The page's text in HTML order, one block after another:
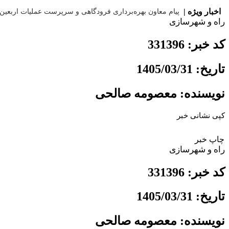
اخبار ویژه | ️پیام معاون بهره‌برداری فرودگاهی و سرپرست عملیات اربعین ۱۴۰۵ شهر فرودگاهی امام خمینی(ره) به مناسبت
راه و شهرسازی
کد خبر: 331396
تاریخ: 1405/03/31
نویسنده: معصومه صالحی
کپی نشانی خبر
چاپ خبر
راه و شهرسازی
کد خبر: 331396
تاریخ: 1405/03/31
نویسنده: معصومه صالحی